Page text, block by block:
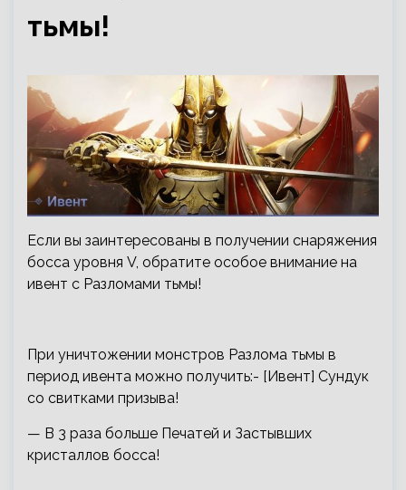
тьмы!
Если вы заинтересованы в получении снаряжения
босса уровня V, обратите особое внимание на
ивент с Разломами тьмы!
При уничтожении монстров Разлома тьмы в
период ивента можно получить:- [Ивент] Сундук
со свитками призыва!
— В 3 раза больше Печатей и Застывших
кристаллов босса!